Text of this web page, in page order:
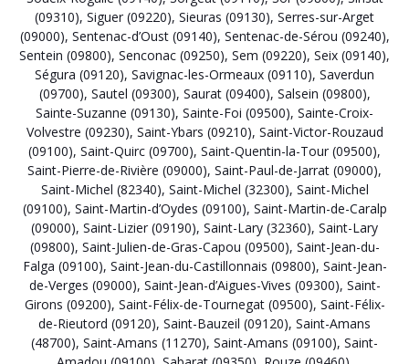
(09310), Siguer (09220), Sieuras (09130), Serres-sur-Arget
(09000), Sentenac-d’Oust (09140), Sentenac-de-Sérou (09240),
Sentein (09800), Senconac (09250), Sem (09220), Seix (09140),
Ségura (09120), Savignac-les-Ormeaux (09110), Saverdun
(09700), Sautel (09300), Saurat (09400), Salsein (09800),
Sainte-Suzanne (09130), Sainte-Foi (09500), Sainte-Croix-
Volvestre (09230), Saint-Ybars (09210), Saint-Victor-Rouzaud
(09100), Saint-Quirc (09700), Saint-Quentin-la-Tour (09500),
Saint-Pierre-de-Rivière (09000), Saint-Paul-de-Jarrat (09000),
Saint-Michel (82340), Saint-Michel (32300), Saint-Michel
(09100), Saint-Martin-d’Oydes (09100), Saint-Martin-de-Caralp
(09000), Saint-Lizier (09190), Saint-Lary (32360), Saint-Lary
(09800), Saint-Julien-de-Gras-Capou (09500), Saint-Jean-du-
Falga (09100), Saint-Jean-du-Castillonnais (09800), Saint-Jean-
de-Verges (09000), Saint-Jean-d’Aigues-Vives (09300), Saint-
Girons (09200), Saint-Félix-de-Tournegat (09500), Saint-Félix-
de-Rieutord (09120), Saint-Bauzeil (09120), Saint-Amans
(48700), Saint-Amans (11270), Saint-Amans (09100), Saint-